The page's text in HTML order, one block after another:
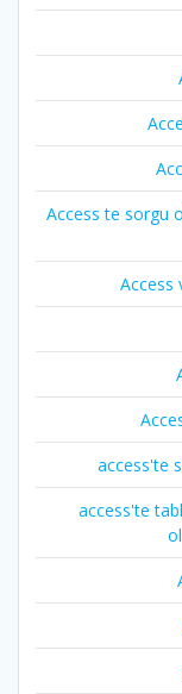
Access te sorgu
Access
access'te
access'te